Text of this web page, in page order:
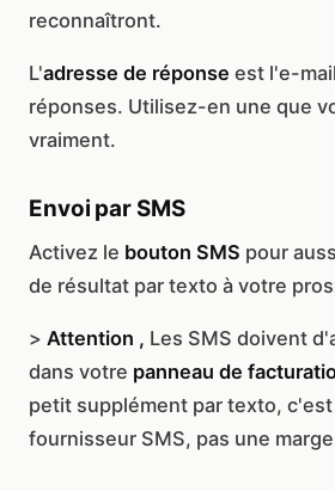
reconnaîtront.
L'adresse de réponse est l'e-
réponses. Utilisez-en une que
vraiment.
Envoi par SMS
Activez le bouton SMS pour
de résultat par texto à votre
> Attention , Les SMS doivent
dans votre panneau de
petit supplément par texto,
fournisseur SMS, pas une